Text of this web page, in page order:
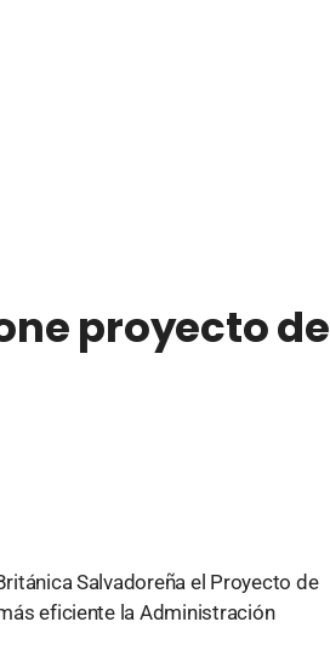
proyecto de
Salvadoreña el Proyecto de
eficiente la Administración